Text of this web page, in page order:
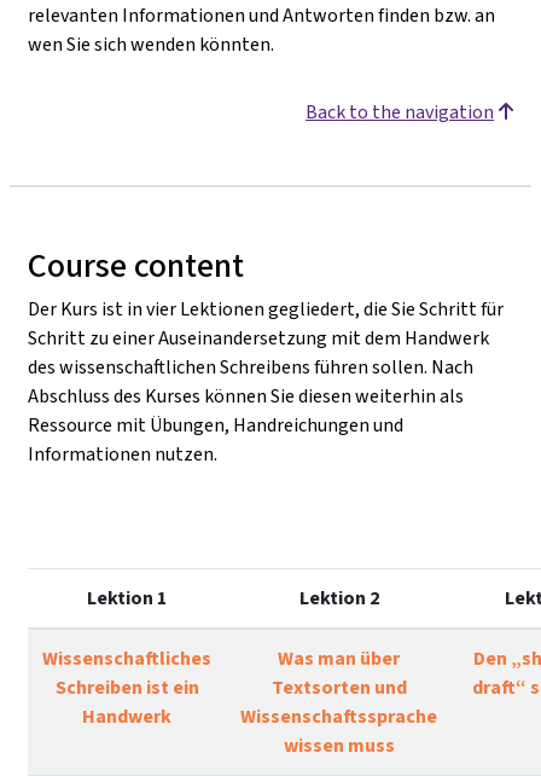
relevanten Informationen und Antworten finden bzw. an
wen Sie sich wenden könnten.
Back to the navigation
Course content
Der Kurs ist in vier Lektionen gegliedert, die Sie Schritt für
Schritt zu einer Auseinandersetzung mit dem Handwerk
des wissenschaftlichen Schreibens führen sollen. Nach
Abschluss des Kurses können Sie diesen weiterhin als
Ressource mit Übungen, Handreichungen und
Informationen nutzen.
Lektion 1 Lektion 2
Wissenschaftliches
Schreiben ist ein
Handwerk
Was man über
Textsorten und
Wissenschaftssprache
wissen muss
Den
draft“